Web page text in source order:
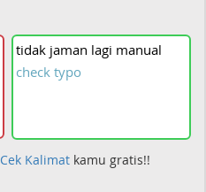
tidak jaman lagi manual
check typo
Cek Kalimat kamu gratis!!